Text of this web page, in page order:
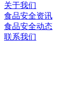
关于我们
食品安全资讯
食品安全动态
联系我们